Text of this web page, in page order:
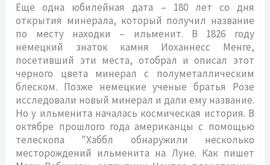
Еще одна юбилейная дата – 180 лет со дня
открытия минерала, который получил название
по месту находки – ильменит. В 1826 году
немецкий знаток камня Иоханнесс Менге,
посетивший эти места, отобрал и описал этот
черного цвета минерал с полуметаллическим
блеском. Позже немецкие ученые братья Розе
исследовали новый минерал и дали ему название.
Но у ильменита началась космическая история. В
октябре прошлого года американцы с помощью
телескопа "Хаббл обнаружили несколько
месторождений ильменита на Луне. Как пишет